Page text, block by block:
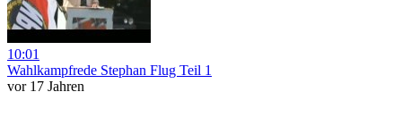
10:01
Wahlkampfrede Stephan Flug Teil 1
vor 17 Jahren